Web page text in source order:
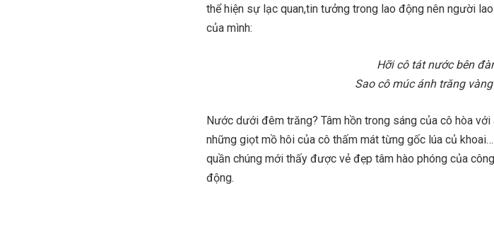
thể hiện sự lạc quan,tin tưởng trong lao động nên người
của mình:
Hỡi cô tát nước bên
Sao cô múc ánh trăng
Nước dưới đêm trăng? Tâm hồn trong sáng của cô hòa
những giọt mồ hôi của cô thấm mát từng gốc lúa củ
quần chúng mới thấy được vẻ đẹp tâm hào phóng của
động.